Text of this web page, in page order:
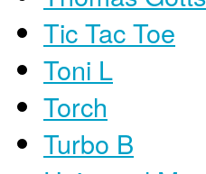
Tic Tac Toe
Toni L
Torch
Turbo B